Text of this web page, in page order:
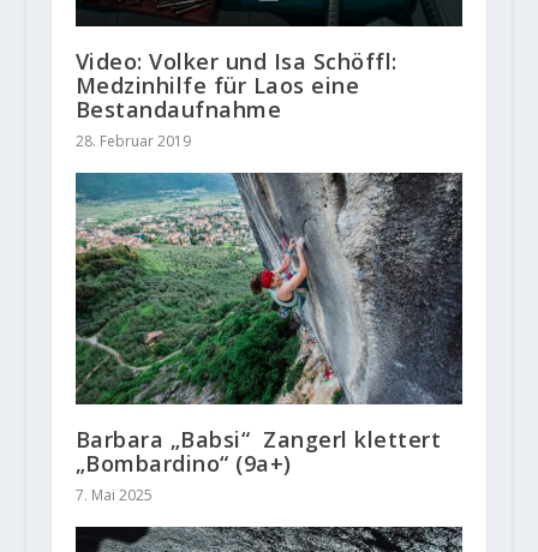
Video: Volker und Isa Schöffl:
Medzinhilfe für Laos eine
Bestandaufnahme
28. Februar 2019
Barbara „Babsi“ Zangerl klettert
„Bombardino“ (9a+)
7. Mai 2025